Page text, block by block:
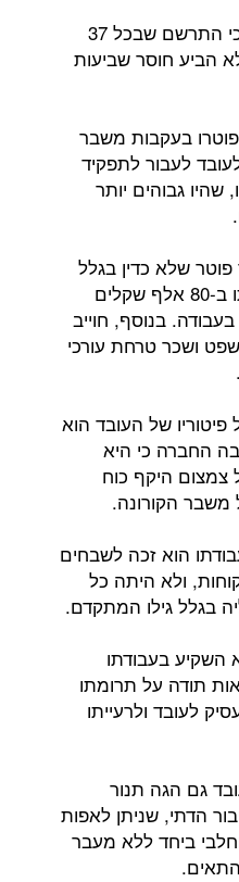
בית הדין האיזורי לעבודה קבע, כי התרשם שבכל 37
הביע חוסר שביעות
כי 13 עובדים פוטרו בעקבות משבר
לעבור לתפקיד
גבוהים יותר
שלא כדין בגלל
גילו, וקבע כי המעסיק יפצה אותו ב-80 אלף שקלים
בנוסף, חוייב
ושכר טרחת עורכי
של העובד הוא
החברה כי היא
היקף כוח
הקורונה.
הוא זכה לשבחים
ולא היתה כל
בגלל גילו המתקדם.
השקיע בעבודתו
תודה על תרומתו
לעובד ולרעייתו
גם הגה תנור
הדתי, שניתן לאפות
ביחד ללא מעבר